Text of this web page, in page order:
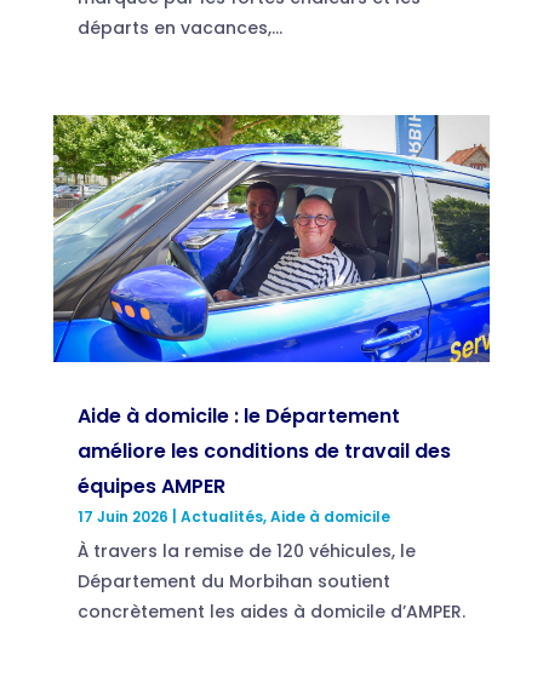
départs en vacances,...
Aide à domicile : le Département
améliore les conditions de travail des
équipes AMPER
17 Juin 2026 Actualités,Aide à domicile
À travers la remise de 120 véhicules, le
Département du Morbihan soutient
concrètement les aides à domicile d’AMPER.